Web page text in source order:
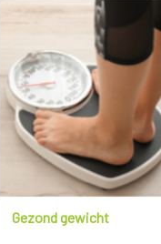
Gezond gewicht